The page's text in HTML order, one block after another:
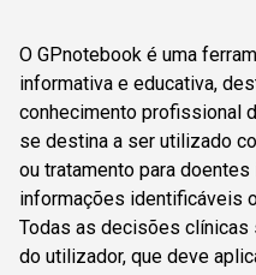
O GPnotebook é uma
informativa e educativa,
conhecimento profissional
se destina a ser utilizado
ou tratamento para
informações identificáveis
Todas as decisões
do utilizador, que deve